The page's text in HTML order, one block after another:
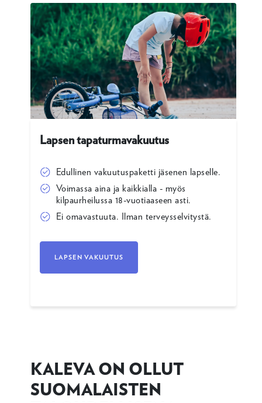
Lapsen tapaturmavakuutus
Edullinen vakuutuspaketti jäsenen lapselle.
Voimassa aina ja kaikkialla - myös
kilpaurheilussa 18-vuotiaaseen asti.
Ei omavastuuta. Ilman terveysselvitystä.
LAPSEN VAKUUTUS
KALEVA ON OLLUT
SUOMALAISTEN